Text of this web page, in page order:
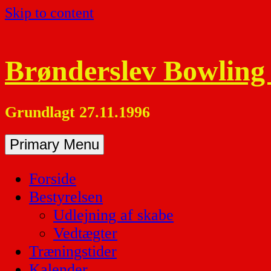
Skip to content
Brønderslev
Grundlagt 27.11.1996
Primary Menu
Forside
Bestyrelsen
Udlejning af skabe
Vedtægter
Træningstider